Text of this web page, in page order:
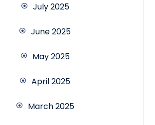
July 2025
June 2025
May 2025
April 2025
March 2025